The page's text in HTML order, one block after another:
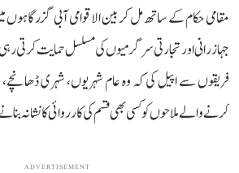
مقامی حکام کے ساتھ مل کر بین الاقوامی آبی گزرگاہوں
جہاز رانی اور تجارتی سرگرمیوں کی مسلسل حمایت کرتی
فریقوں سے اپیل کی کہ وہ عام شہریوں، شہری ڈھانچے،
کرنے والے ملاحوں کو کسی بھی قسم کی کارروائی کا نشانہ
ADVERTISEMENT